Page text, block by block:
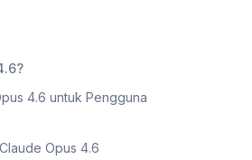
4.6 untuk Pengguna
Opus 4.6